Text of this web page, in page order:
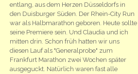
entlang, aus dem Herzen Düsseldorfs in
den Duisburger Süden. Der Rhein-City Run
war als Halbmarathon geboren. Heute sollte
seine Premiere sein. Und Claudia und ich
mitten drin. Schon früh hatten wir uns
diesen Lauf als "Generalprobe" zum
Frankfurt Marathon zwei Wochen später
ausgeguckt. Natürlich waren fast alle